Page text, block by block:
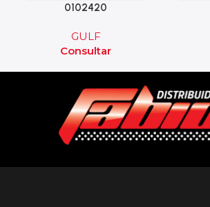
0102420
GULF
Consultar